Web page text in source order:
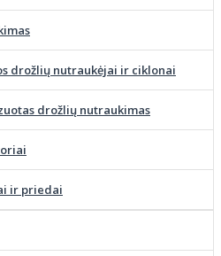
drožlių nutraukėjai ir ciklonai
drožlių nutraukimas
ir priedai